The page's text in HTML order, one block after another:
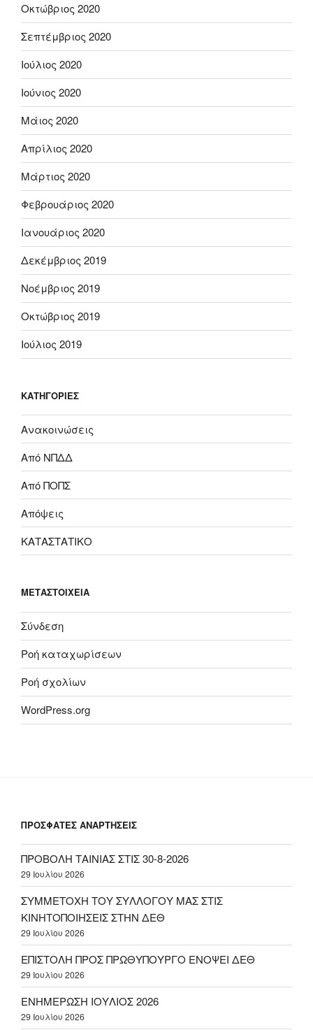
Οκτώβριος 2020
Σεπτέμβριος 2020
Ιούλιος 2020
Ιούνιος 2020
Μάιος 2020
Απρίλιος 2020
Μάρτιος 2020
Φεβρουάριος 2020
Ιανουάριος 2020
Δεκέμβριος 2019
Νοέμβριος 2019
Οκτώβριος 2019
Ιούλιος 2019
KΑΤΗΓΟΡΊΕΣ
Ανακοινώσεις
Από ΝΠΔΔ
Από ΠΟΠΣ
Απόψεις
ΚΑΤΑΣΤΑΤΙΚΟ
ΜΕΤΑΣΤΟΙΧΕΊΑ
Σύνδεση
Ροή καταχωρίσεων
Ροή σχολίων
WordPress.org
ΠΡΟΣΦΑΤΕΣ ΑΝΑΡΤΗΣΕΙΣ
ΠΡΟΒΟΛΗ ΤΑΙΝΙΑΣ ΣΤΙΣ 30-8-2026
29 Ιουλίου 2026
ΣΥΜΜΕΤΟΧΗ ΤΟΥ ΣΥΛΛΟΓΟΥ ΜΑΣ ΣΤΙΣ
ΚΙΝΗΤΟΠΟΙΗΣΕΙΣ ΣΤΗΝ ΔΕΘ
29 Ιουλίου 2026
ΕΠΙΣΤΟΛΗ ΠΡΟΣ ΠΡΩΘΥΠΟΥΡΓΟ ΕΝΟΨΕΙ ΔΕΘ
29 Ιουλίου 2026
ΕΝΗΜΕΡΩΣΗ ΙΟΥΛΙΟΣ 2026
29 Ιουλίου 2026